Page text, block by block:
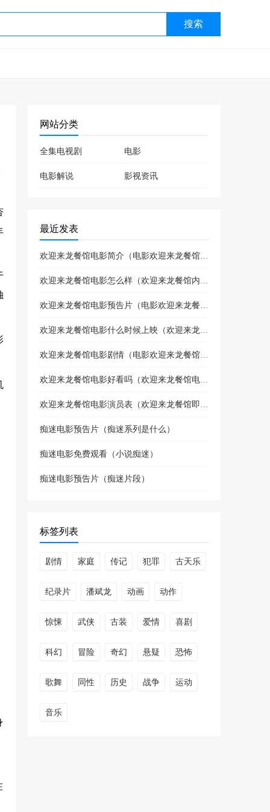
搜索
网站分类
全集电视剧 电影
电影解说 影视资讯
最近发表
痴迷电影预告片（痴迷系列是什么）
痴迷电影免费观看（小说痴迷）
痴迷电影预告片（痴迷片段）
标签列表
剧情 家庭 传记 犯罪 古天乐
纪录片 潘斌龙 动画 动作
惊悚 武侠 古装 爱情 喜剧
科幻 冒险 奇幻 悬疑 恐怖
歌舞 同性 历史 战争 运动
音乐